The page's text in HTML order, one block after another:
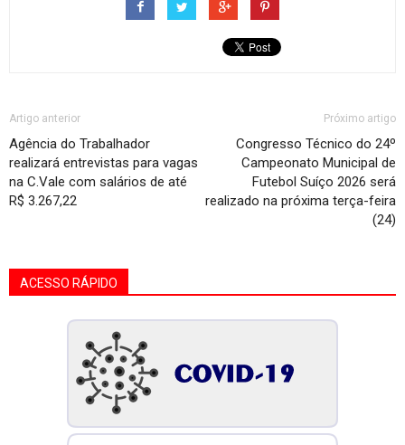
Artigo anterior
Agência do Trabalhador
realizará entrevistas para vagas
na C.Vale com salários de até
R$ 3.267,22
Próximo artigo
Congresso Técnico do 24º
Campeonato Municipal de
Futebol Suíço 2026 será
realizado na próxima terça-feira
(24)
ACESSO RÁPIDO